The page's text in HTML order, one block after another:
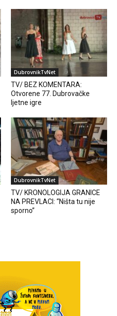
DubrovnikTvNet
TV/ BEZ KOMENTARA:
Otvorene 77. Dubrovačke
ljetne igre
DubrovnikTvNet
TV/ KRONOLOGIJA GRANICE
NA PREVLACI: “Ništa tu nije
sporno”